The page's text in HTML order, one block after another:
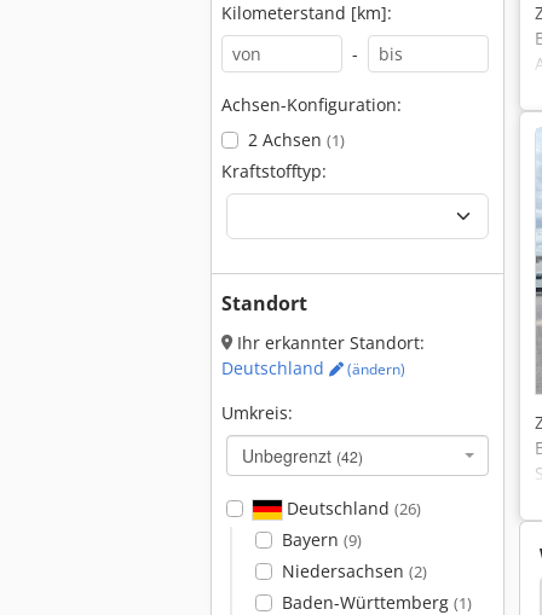
Kilometerstand [km]:
-
Achsen-Konfiguration:
2 Achsen (1)
Kraftstofftyp:
Standort
Ihr erkannter Standort:
Deutschland
(ändern)
Umkreis:
Unbegrenzt (42)
Deutschland (26)
Bayern (9)
Niedersachsen (2)
Baden-Württemberg (1)
Lumag Rüttelplatte Neuson 1903